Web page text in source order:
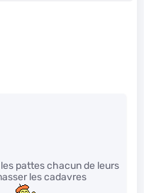
pattes chacun de leurs
les cadavres